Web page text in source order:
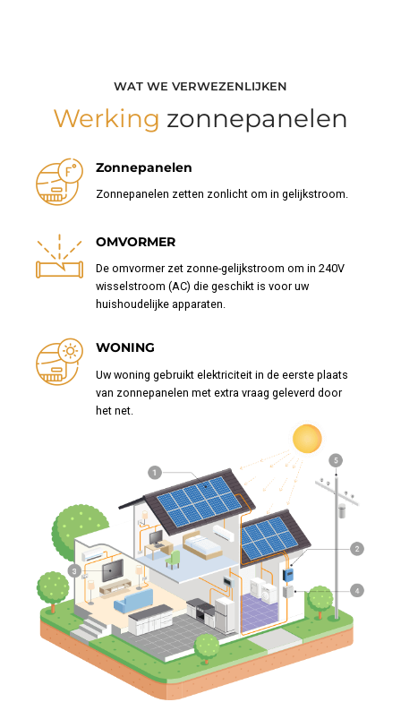
WAT WE VERWEZENLIJKEN
Werking zonnepanelen
Zonnepanelen
Zonnepanelen zetten zonlicht om in gelijkstroom.
OMVORMER
De omvormer zet zonne-gelijkstroom om in 240V
wisselstroom (AC) die geschikt is voor uw
huishoudelijke apparaten.
WONING
Uw woning gebruikt elektriciteit in de eerste plaats
van zonnepanelen met extra vraag geleverd door
het net.